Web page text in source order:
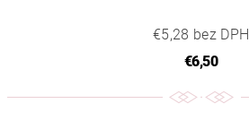
€5,28 bez DPH
€6,50